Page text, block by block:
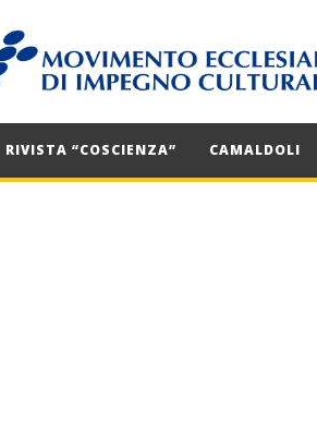
RIVISTA “COSCIENZA” CAMALDOLI